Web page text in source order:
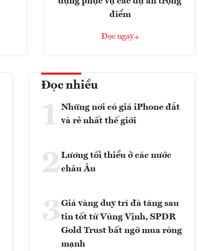
điểm
Đọc ngay
Đọc nhiều
1 Những nơi có giá iPhone đắt
và rẻ nhất thế giới
2Lương tối thiểu ở các nước
châu Âu
3 Giá vàng duy trì đà tăng sau
tin tốt từ Vùng Vịnh, SPDR
Gold Trust bất ngờ mua ròng
mạnh